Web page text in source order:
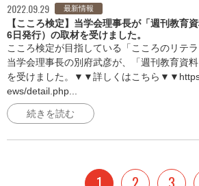
2022.09.29 最新情報
【こころ検定】当学会理事長が「週刊教
6日発行）の取材を受けました。
こころ検定が目指している「こころのリテラ
当学会理事長の別府武彦が、「週刊教育資
を受けました。▼▼詳しくはこちら
ews/detail.php...
続きを読む